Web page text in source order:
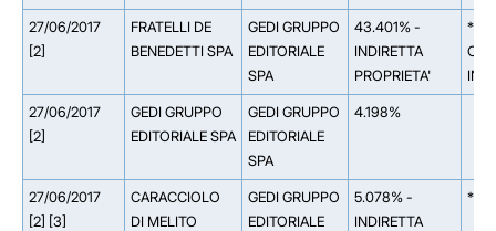
27/06/2017
[2]
FRATELLI DE
BENEDETTI SPA
GEDI GRUPPO
EDITORIALE
SPA
43.401% -
INDIRETTA
PROPRIETA'
**
27/06/2017
[2]
GEDI GRUPPO
EDITORIALE SPA
GEDI GRUPPO
EDITORIALE
SPA
4.198%
27/06/2017
[2] [3]
CARACCIOLO
DI MELITO
GEDI GRUPPO
EDITORIALE
5.078% -
INDIRETTA
**